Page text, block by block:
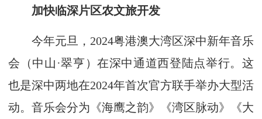
加快临深片区农文旅开发
今年元旦，2024粤港澳大湾区深中新年音乐
会（中山·翠亨）在深中通道西登陆点举行。这
也是深中两地在2024年首次官方联手举办大型活
动。音乐会分为《海鹰之韵》《湾区脉动》《大